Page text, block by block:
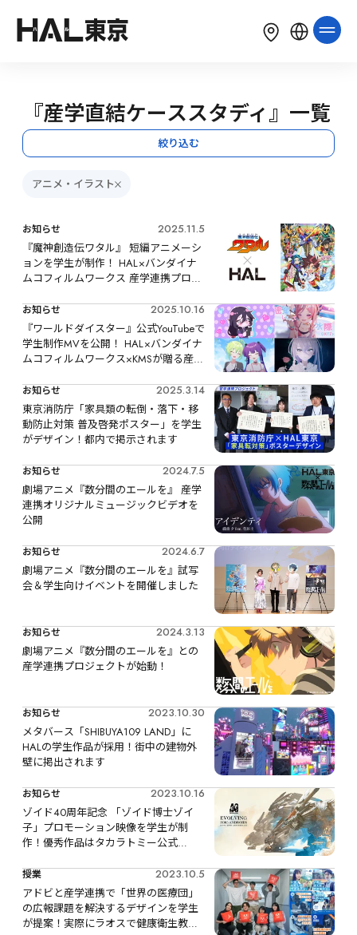
LANGUAGE
한국어 Tiếng Việt Bahasa Indonesia
『産学直結ケーススタディ』一覧
絞り込む
アニメ・イラスト
お知らせ
2025.11.5
『魔神創造伝ワタル』 短編アニメーシ
ョンを学生が制作！ HAL×バンダイナ
ムコフィルムワークス 産学連携プロジ
お知らせ
2025.10.16
『ワールドダイスター』公式YouTubeで
学生制作MVを公開！ HAL×バンダイナ
ムコフィルムワークス×KMSが贈る産学
お知らせ
2025.3.14
東京消防庁「家具類の転倒・落下・移
動防止対策 普及啓発ポスター」を学生
がデザイン！都内で掲示されます
お知らせ
2024.7.5
劇場アニメ『数分間のエールを』 産学
連携オリジナルミュージックビデオを
公開
お知らせ
2024.6.7
劇場アニメ『数分間のエールを』試写
会＆学生向けイベントを開催しました
お知らせ
2024.3.13
劇場アニメ『数分間のエールを』との
産学連携プロジェクトが始動！
お知らせ
2023.10.30
メタバース「SHIBUYA109 LAND」に
HALの学生作品が採用！街中の建物外
壁に掲出されます
お知らせ
2023.10.16
ゾイド40周年記念 「ゾイド博士ゾイ
子」プロモーション映像を学生が制
作！優秀作品はタカラトミー公式
映予定
授業
2023.10.5
アドビと産学連携で「世界の医療団」
の広報課題を解決するデザインを学生
が提案！実際にラオスで健康衛生教育